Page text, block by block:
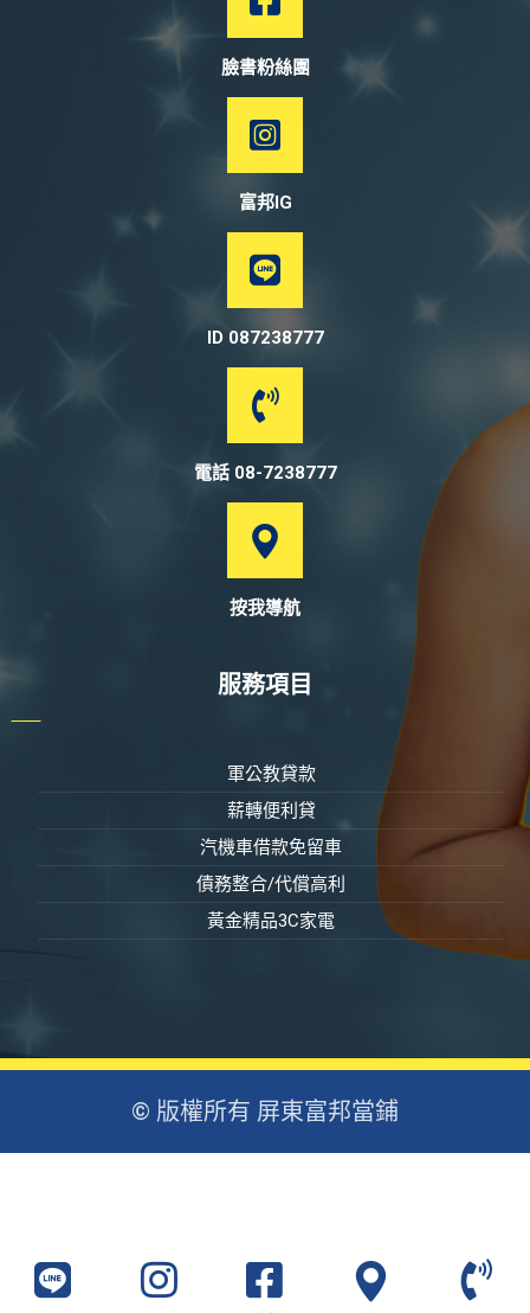
臉書粉絲團
富邦IG
ID 087238777
電話 08-7238777
按我導航
服務項目
軍公教貸款
薪轉便利貸
汽機車借款免留車
債務整合/代償高利
黃金精品3C家電
© 版權所有 屏東富邦當鋪